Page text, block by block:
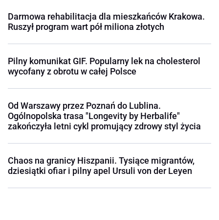
Darmowa rehabilitacja dla mieszkańców Krakowa.
Ruszył program wart pół miliona złotych
Pilny komunikat GIF. Popularny lek na cholesterol
wycofany z obrotu w całej Polsce
Od Warszawy przez Poznań do Lublina.
Ogólnopolska trasa "Longevity by Herbalife"
zakończyła letni cykl promujący zdrowy styl życia
Chaos na granicy Hiszpanii. Tysiące migrantów,
dziesiątki ofiar i pilny apel Ursuli von der Leyen